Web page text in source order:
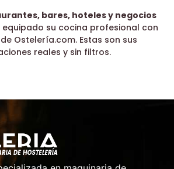
bares, hoteles y negocios
su cocina profesional con
Ostelería.com. Estas son sus
reales y sin filtros.